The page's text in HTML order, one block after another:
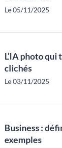
Le 05/11/2025
L’IA photo
clichés
Le 03/11/2025
Business :
exemples